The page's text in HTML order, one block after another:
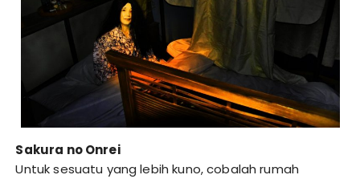
Sakura no Onrei
Untuk sesuatu yang lebih kuno, cobalah rumah